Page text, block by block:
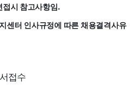
접시 참고사항임.
센터 인사규정에 따른 채용결격사유
접수